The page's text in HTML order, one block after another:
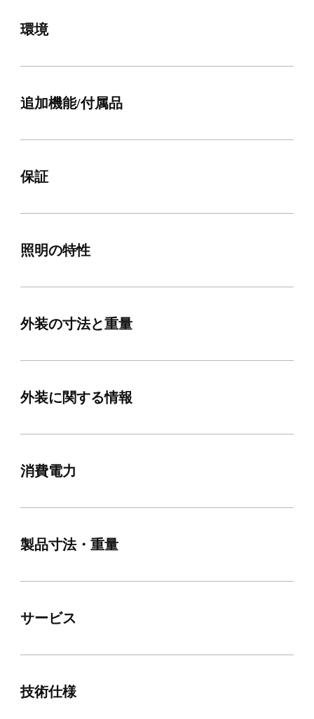
環境
追加機能/付属品
保証
照明の特性
外装の寸法と重量
外装に関する情報
消費電力
製品寸法・重量
サービス
技術仕様